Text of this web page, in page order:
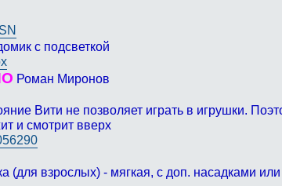
с подсветкой
Роман Миронов
Вити не позволяет играть в игрушки.
и смотрит вверх
(для взрослых) - мягкая, с доп. насадками